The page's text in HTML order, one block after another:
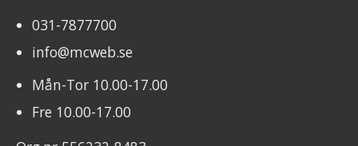
031-7877700
info@mcweb.se
Mån-Tor 10.00-17.00
Fre 10.00-17.00